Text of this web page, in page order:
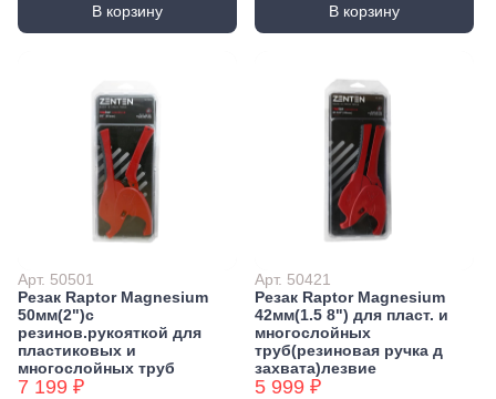
В корзину В корзину
Арт. 50501
Резак Raptor Magnesium
50мм(2")с
резинов.рукояткой для
пластиковых и
многослойных труб
7 199 ₽
Арт. 50421
Резак Raptor Magnesium
42мм(1.5 8") для пласт. и
многослойных
труб(резиновая ручка д
захвата)лезвие
5 999 ₽